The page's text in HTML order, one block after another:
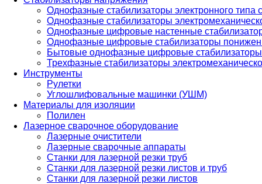
Однофазные стабилизаторы электронного
Однофазные стабилизаторы
Однофазные цифровые настенные
Однофазные цифровые стабилизаторы
Бытовые однофазные цифровые стабилизаторы
Трехфазные стабилизаторы
Инструменты
Рулетки
Углошлифовальные машинки (УШМ)
Материалы для изоляции
Полилен
Лазерное сварочное оборудование
Лазерные очистители
Лазерные сварочные аппараты
Станки для лазерной резки труб
Станки для лазерной резки листов и труб
Станки для лазерной резки листов